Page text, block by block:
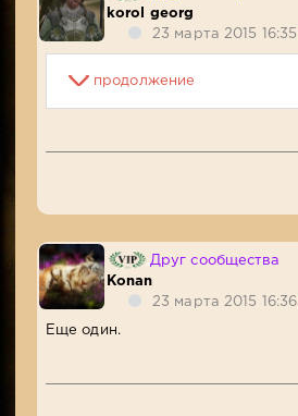
korol georg
23 марта 2015 16:35
продолжение
Друг сообщества
Konan
23 марта 2015 16:36
Еще один.